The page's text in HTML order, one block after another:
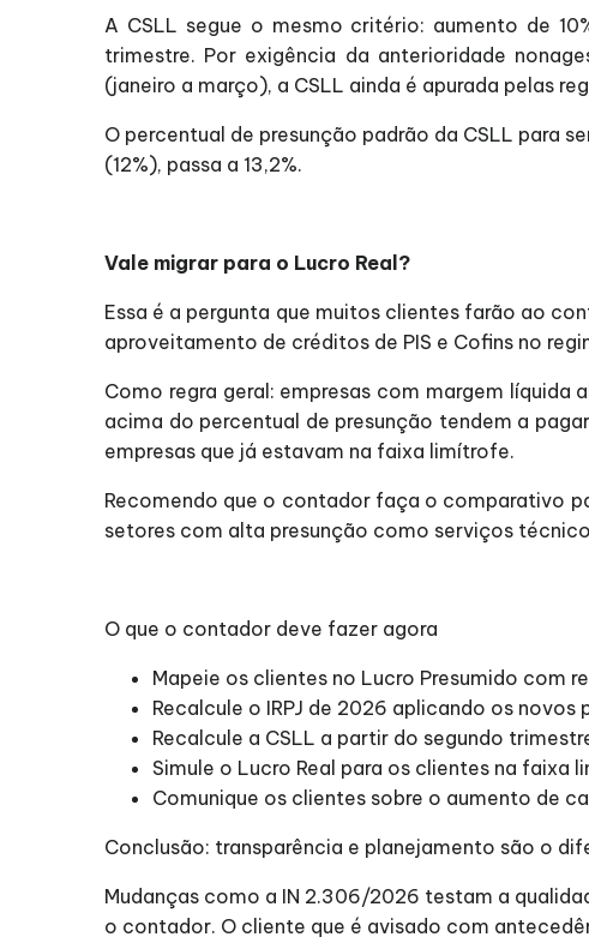
A CSLL segue o mesmo critério: aumento de
trimestre. Por exigência da anterioridade
(janeiro a março), a CSLL ainda é apurada pelas
O percentual de presunção padrão da CSLL para
(12%), passa a 13,2%.
Vale migrar para o Lucro Real?
Essa é a pergunta que muitos clientes farão ao
aproveitamento de créditos de PIS e Cofins no
Como regra geral: empresas com margem líquida
acima do percentual de presunção tendem a
empresas que já estavam na faixa limítrofe.
Recomendo que o contador faça o comparativo
setores com alta presunção como serviços
O que o contador deve fazer agora
Mapeie os clientes no Lucro Presumido com
Recalcule o IRPJ de 2026 aplicando os
Recalcule a CSLL a partir do segundo
Simule o Lucro Real para os clientes na faixa
Comunique os clientes sobre o aumento de
Conclusão: transparência e planejamento são o
Mudanças como a IN 2.306/2026 testam a
o contador. O cliente que é avisado com